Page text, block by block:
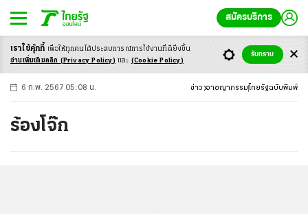
สมัครบริการ
-ก ก ก+
6 ก.พ. 2567 05:08 น. ข่าว อาชญากรรม ไทยรัฐฉบับพิมพ์
ร้องโจ๊ก
เราใช้คุ้กกี้ เพื่อให้ทุกคนได้ประสบการณ์การใช้งานที่ดียิ่งขึ้น
อ่านเพิ่มเติมคลิก (Privacy Policy) และ (Cookie Policy)
รับทราบ